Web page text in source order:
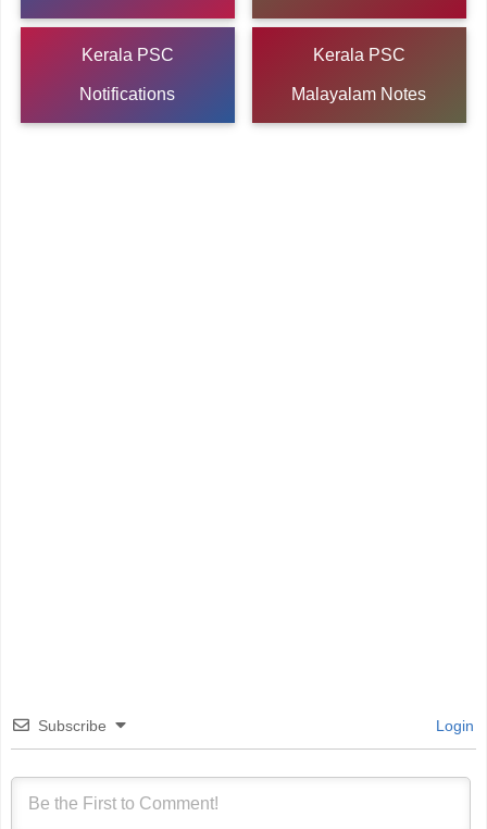
Kerala PSC
Notifications
Kerala PSC
Malayalam Notes
Subscribe Login